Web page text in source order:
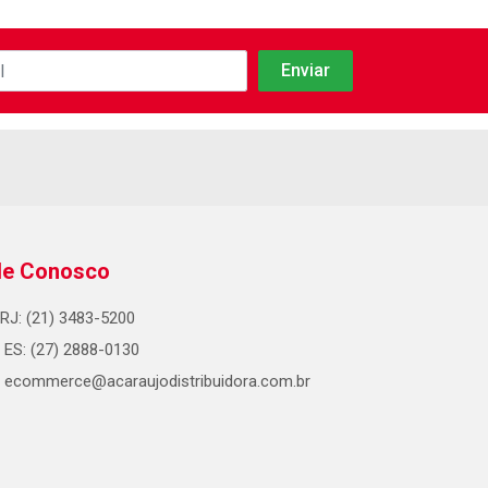
Conosco
RJ: (21) 3483-5200
ES: (27) 2888-0130
ecommerce@acaraujodistribuidora.com.br